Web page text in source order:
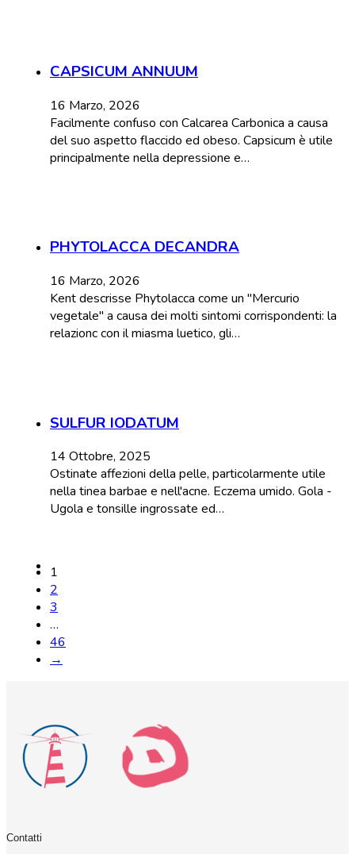
CAPSICUM ANNUUM
16 Marzo, 2026
Facilmente confuso con Calcarea Carbonica a causa
del suo aspetto flaccido ed obeso. Capsicum è utile
principalmente nella depressione e…
PHYTOLACCA DECANDRA
16 Marzo, 2026
Kent descrisse Phytolacca come un "Mercurio
vegetale" a causa dei molti sintomi corrispondenti: la
relazionc con il miasma luetico, gli…
SULFUR IODATUM
14 Ottobre, 2025
Ostinate affezioni della pelle, particolarmente utile
nella tinea barbae e nell'acne. Eczema umido. Gola -
Ugola e tonsille ingrossate ed…
1
2
3
…
46
→
Contatti